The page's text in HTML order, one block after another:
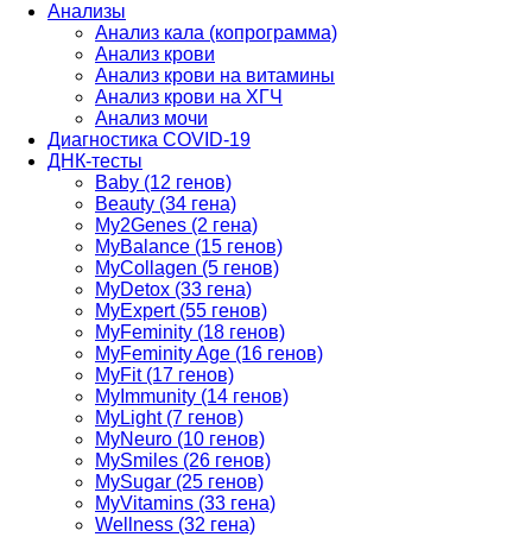
Анализы
Анализ кала (копрограмма)
Анализ крови
Анализ крови на витамины
Анализ крови на ХГЧ
Анализ мочи
Диагностика COVID-19
ДНК-тесты
Baby (12 генов)
Beauty (34 гена)
My2Genes (2 гена)
MyBalance (15 генов)
MyCollagen (5 генов)
MyDetox (33 гена)
MyExpert (55 генов)
MyFeminity (18 генов)
MyFeminity Age (16 генов)
MyFit (17 генов)
MyImmunity (14 генов)
MyLight (7 генов)
MyNeuro (10 генов)
MySmiles (26 генов)
MySugar (25 генов)
MyVitamins (33 гена)
Wellness (32 гена)